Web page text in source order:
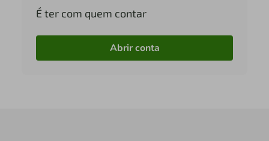
É ter com quem contar
Abrir conta